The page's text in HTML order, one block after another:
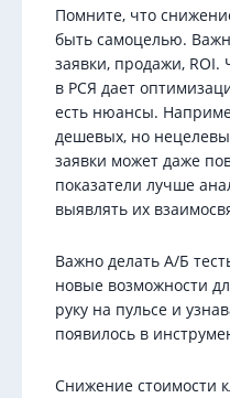
Помните, что
быть самоцелью.
заявки, продажи, ROI.
в РСЯ дает
есть нюансы.
дешевых, но
заявки может даже
показатели лучше
выявлять их
Важно делать А/Б
новые возможности
руку на пульсе и
появилось в
Снижение стоимости